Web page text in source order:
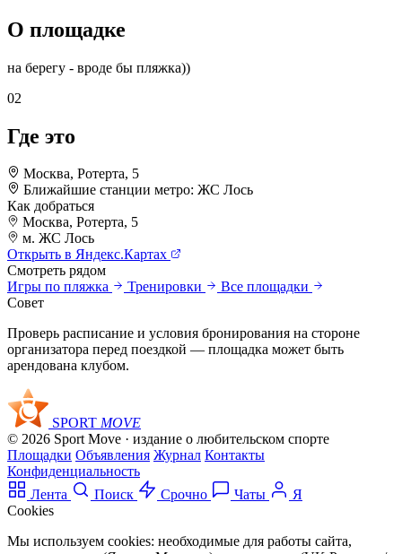
О площадке
на берегу - вроде бы пляжка))
02
Где это
Москва, Ротерта, 5
Ближайшие станции метро: ЖС Лось
Как добраться
+
–
Москва, Ротерта, 5
м. ЖС Лось
Открыть в Яндекс.Картах
Смотреть рядом
Игры по пляжка
Тренировки
Все площадки
Совет
Проверь расписание и условия бронирования на стороне
организатора перед поездкой — площадка может быть
арендована клубом.
SPORT MOVE
© 2026 Sport Move · издание о любительском спорте
Площадки Объявления Журнал Контакты
Конфиденциальность
Лента
Поиск Срочно Чаты
Я
Cookies
Мы используем cookies: необходимые для работы сайта,